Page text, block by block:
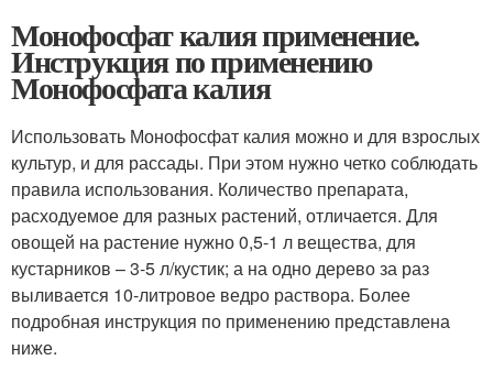
Монофосфат калия применение.
Инструкция по применению
Монофосфата калия
Использовать Монофосфат калия можно и для взрослых
культур, и для рассады. При этом нужно четко соблюдать
правила использования. Количество препарата,
расходуемое для разных растений, отличается. Для
овощей на растение нужно 0,5-1 л вещества, для
кустарников – 3-5 л/кустик; а на одно дерево за раз
выливается 10-литровое ведро раствора. Более
подробная инструкция по применению представлена
ниже.